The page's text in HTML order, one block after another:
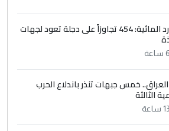
الموارد المائية: 454 تجاوزاً على دجلة تعود لجهات
العراق.. خمس جبهات تنذر باندلاع الحرب
الثالثة